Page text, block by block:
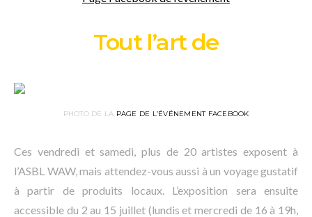
Tout l’art de
PHOTO DE LA PAGE DE L’ÉVÉNEMENT FACEBOOK
Ces vendredi et samedi, plus de 20 artistes exposent à
l’ASBL WAW, mais attendez-vous aussi à un voyage gustatif
à partir de produits locaux. L’exposition sera ensuite
accessible du 2 au 15 juillet (lundis et mercredi de 16 à 19h,